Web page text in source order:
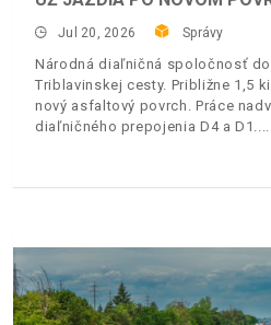
Jul 20, 2026 Správy
Národná diaľničná spoločnosť
Triblavinskej cesty. Približne 1,5
nový asfaltový povrch. Práce
diaľničného prepojenia D4 a D1.